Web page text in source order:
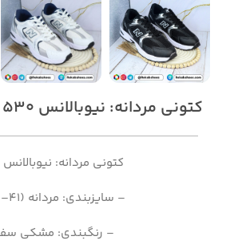
کتونی مردانه: نیوبالانس 530 (مشکی سفید)
کتونی مردانه: نیوبالانس 530
– سایزبندی: مردانه (41– 44)
– رنگبندی: مشکی